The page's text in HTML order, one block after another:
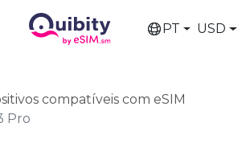
PT USD
compatíveis com eSIM
Pro